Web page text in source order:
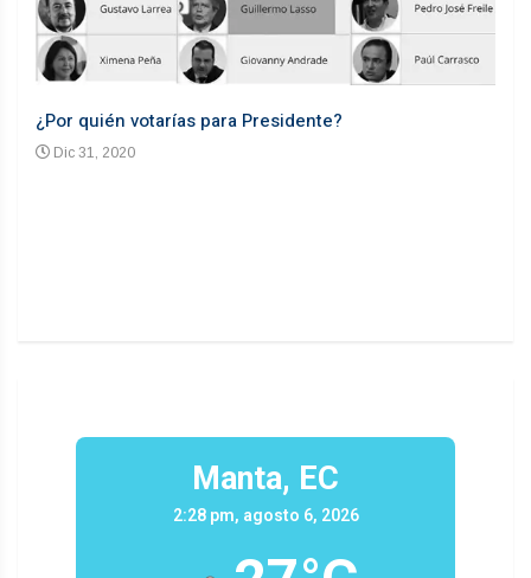
¿Por quién votarías para Presidente?
Dic 31, 2020
Manta, EC
2:28 pm, agosto 6, 2026